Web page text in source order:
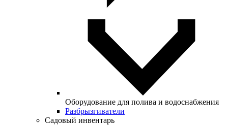
Оборудование для полива и водоснабжения
Разбрызгиватели
Садовый инвентарь